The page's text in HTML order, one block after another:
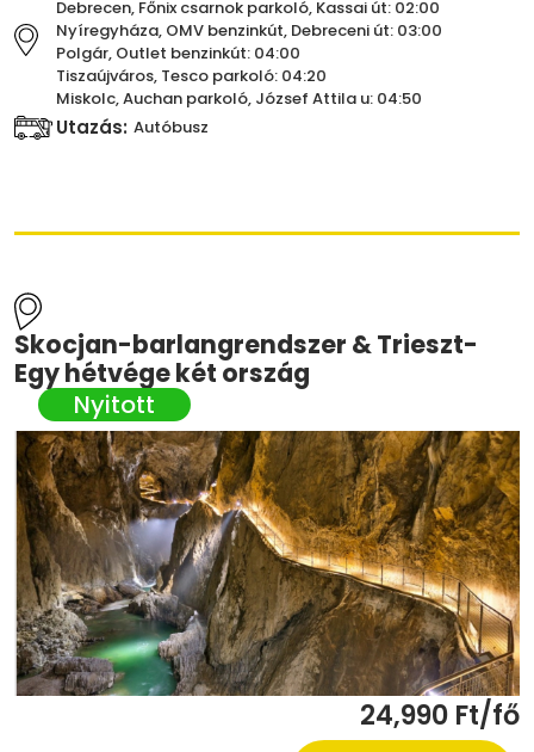
Debrecen, Főnix csarnok parkoló, Kassai út: 02:00
Nyíregyháza, OMV benzinkút, Debreceni út: 03:00
Polgár, Outlet benzinkút: 04:00
Tiszaújváros, Tesco parkoló: 04:20
Miskolc, Auchan parkoló, József Attila u: 04:50
Utazás: Autóbusz
Skocjan-barlangrendszer & Trieszt-
Egy hétvége két ország
24,990 Ft/fő